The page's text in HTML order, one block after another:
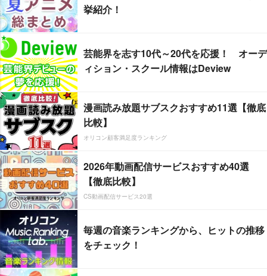
挙紹介！
芸能界を志す10代～20代を応援！ オーデ
ィション・スクール情報はDeview
漫画読み放題サブスクおすすめ11選【徹底
比較】
オリコン顧客満足度ランキング
2026年動画配信サービスおすすめ40選
【徹底比較】
CS動画配信サービス20選
毎週の音楽ランキングから、ヒットの推移
をチェック！